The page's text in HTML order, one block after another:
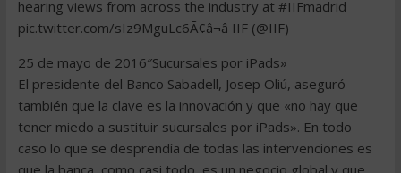
hearing views from across the industry at #IIFmadrid
pic.twitter.com/sIz9MguLc6Ã¢â¬â IIF (@IIF)
25 de mayo de 2016″Sucursales por iPads»
El presidente del Banco Sabadell, Josep Oliú, aseguró
también que la clave es la innovación y que «no hay que
tener miedo a sustituir sucursales por iPads». En todo
caso lo que se desprendía de todas las intervenciones es
que la banca, como casi todo, es un negocio global y que,